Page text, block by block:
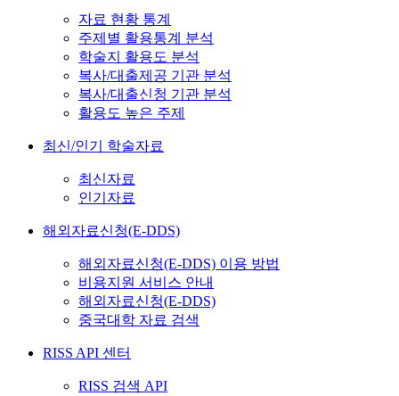
자료 현황 통계
주제별 활용통계 분석
학술지 활용도 분석
복사/대출제공 기관 분석
복사/대출신청 기관 분석
활용도 높은 주제
최신/인기 학술자료
최신자료
인기자료
해외자료신청(E-DDS)
해외자료신청(E-DDS) 이용 방법
비용지원 서비스 안내
해외자료신청(E-DDS)
중국대학 자료 검색
RISS API 센터
RISS 검색 API